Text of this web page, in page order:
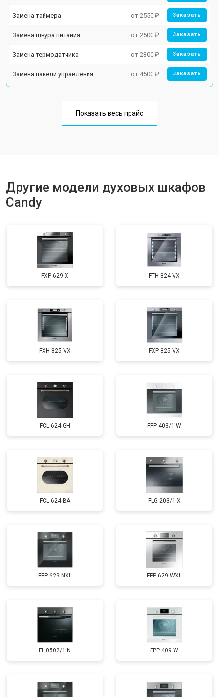
Замена таймера от 2550 ₽ Заказать
Замена шнура питания от 2500 ₽ Заказать
Замена термодатчика от 2300 ₽ Заказать
Замена панели управления от 4500 ₽ Заказать
Показать весь прайс
Другие модели духовых шкафов
Candy
FXP 629 X FTH 824 VX
FXH 825 VX FXP 825 VX
FCL 624 GH FPP 403/1 W
FCL 624 BA FLG 203/1 X
FPP 629 NXL FPP 629 WXL
FL 0502/1 N FPP 409 W